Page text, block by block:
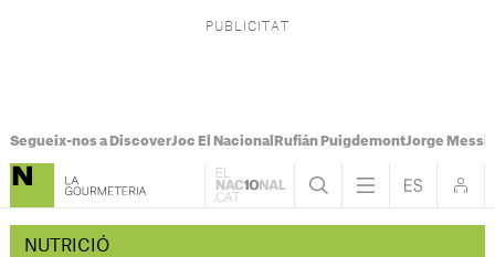
Segueix-nos a DiscoverJoc El Nacional Rufián PuigdemontJorge Messi
NUTRICIÓ